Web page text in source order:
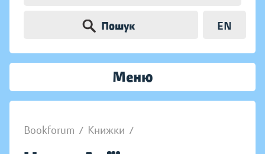
Пошук EN
Меню
Bookforum / Книжки /